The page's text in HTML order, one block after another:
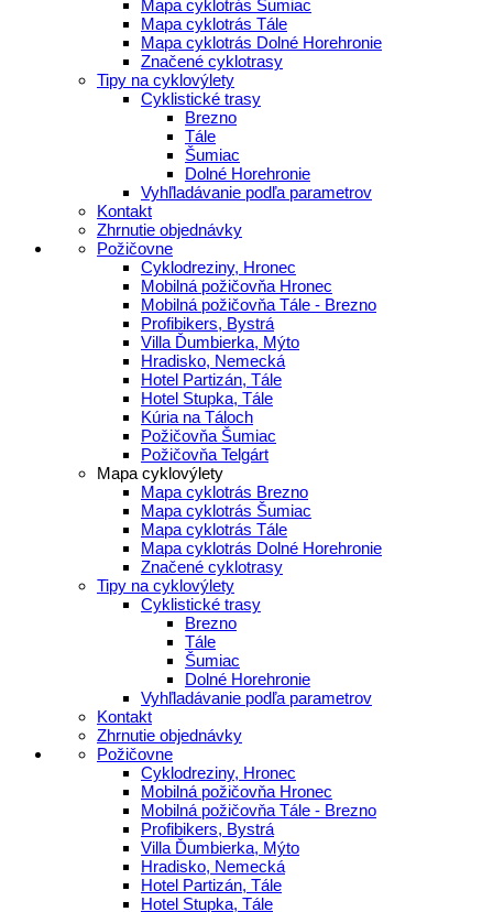
Mapa cyklotrás Šumiac
Mapa cyklotrás Tále
Mapa cyklotrás Dolné Horehronie
Značené cyklotrasy
Tipy na cyklovýlety
Cyklistické trasy
Brezno
Tále
Šumiac
Dolné Horehronie
Vyhľladávanie podľa parametrov
Kontakt
Zhrnutie objednávky
Požičovne
Cyklodreziny, Hronec
Mobilná požičovňa Hronec
Mobilná požičovňa Tále - Brezno
Profibikers, Bystrá
Villa Ďumbierka, Mýto
Hradisko, Nemecká
Hotel Partizán, Tále
Hotel Stupka, Tále
Kúria na Táloch
Požičovňa Šumiac
Požičovňa Telgárt
Mapa cyklovýlety
Mapa cyklotrás Brezno
Mapa cyklotrás Šumiac
Mapa cyklotrás Tále
Mapa cyklotrás Dolné Horehronie
Značené cyklotrasy
Tipy na cyklovýlety
Cyklistické trasy
Brezno
Tále
Šumiac
Dolné Horehronie
Vyhľladávanie podľa parametrov
Kontakt
Zhrnutie objednávky
Požičovne
Cyklodreziny, Hronec
Mobilná požičovňa Hronec
Mobilná požičovňa Tále - Brezno
Profibikers, Bystrá
Villa Ďumbierka, Mýto
Hradisko, Nemecká
Hotel Partizán, Tále
Hotel Stupka, Tále